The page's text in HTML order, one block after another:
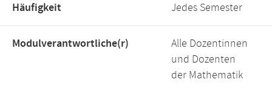
Häufigkeit
Jedes Semester
Modulverantwortliche(r)
Alle Dozentinnen
und Dozenten
der Mathematik